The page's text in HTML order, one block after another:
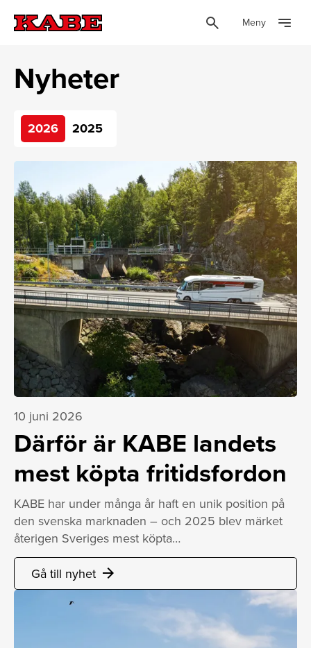
Meny
Nyheter
2026 2025
10 juni 2026
Därför är KABE landets
mest köpta fritidsfordon
KABE har under många år haft en unik position på
den svenska marknaden – och 2025 blev märket
återigen Sveriges mest köpta…
Gå till nyhet arrow_forward